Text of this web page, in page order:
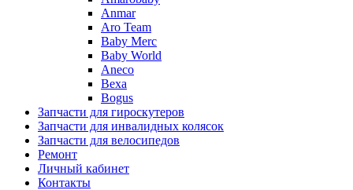
Anmar
Aro Team
Baby Merc
Baby World
Aneco
Bexa
Bogus
Запчасти для гироскутеров
Запчасти для инвалидных колясок
Запчасти для велосипедов
Ремонт
Личный кабинет
Контакты